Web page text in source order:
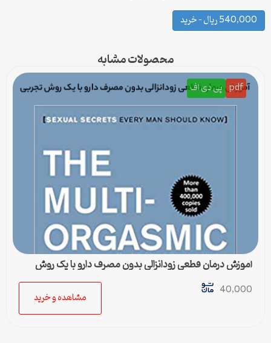
540,000 ریال – خرید
محصولات مشابه
pdf پی دی اف
آموزش درمان قطعی زودانزالی بدون مصرف دارو با یک روش
تجربی
40,000
مشاهده و خرید